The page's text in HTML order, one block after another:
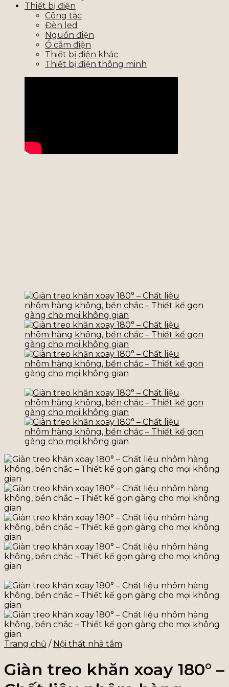
Thiết bị điện
Công tắc
Đèn led
Nguồn điện
Ổ cắm điện
Thiết bị điện khác
Thiết bị điện thông minh
Trang chủ / Nội thất nhà tắm
Giàn treo khăn xoay 180° –